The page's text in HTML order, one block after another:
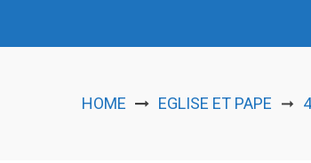
HOME EGLISE ET PAPE ➞